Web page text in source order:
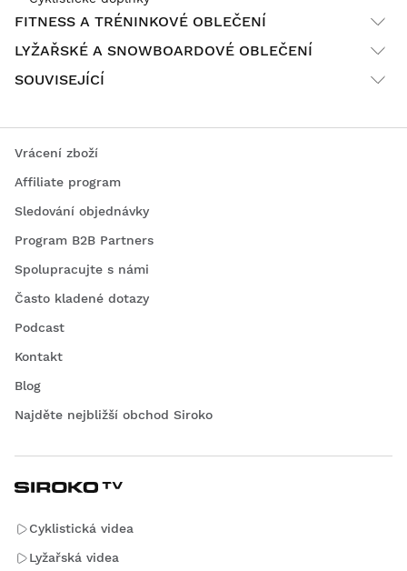
FITNESS A TRÉNINKOVÉ OBLEČENÍ
LYŽAŘSKÉ A SNOWBOARDOVÉ OBLEČENÍ
SOUVISEJÍCÍ
Vrácení zboží
Affiliate program
Sledování objednávky
Program B2B Partners
Spolupracujte s námi
Často kladené dotazy
Podcast
Kontakt
Blog
Najděte nejbližší obchod Siroko
Cyklistická videa
Lyžařská videa